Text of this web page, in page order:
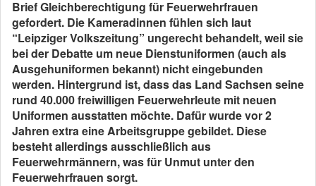
Brief Gleichberechtigung für Feuerwehrfrauen
gefordert. Die Kameradinnen fühlen sich laut
“Leipziger Volkszeitung” ungerecht behandelt, weil sie
bei der Debatte um neue Dienstuniformen (auch als
Ausgehuniformen bekannt) nicht eingebunden
werden. Hintergrund ist, dass das Land Sachsen seine
rund 40.000 freiwilligen Feuerwehrleute mit neuen
Uniformen ausstatten möchte. Dafür wurde vor 2
Jahren extra eine Arbeitsgruppe gebildet. Diese
besteht allerdings ausschließlich aus
Feuerwehrmännern, was für Unmut unter den
Feuerwehrfrauen sorgt.